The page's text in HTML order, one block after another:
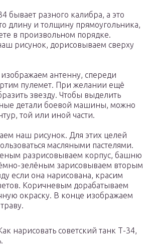
бывает разного калибра, а это
длину и толщину прямоугольника,
в произвольном порядке.
рисунок, дорисовываем сверху
антенну, спереди
пулемет. При желании ещё
звезду. Чтобы выделить
детали боевой машины, можно
той или иной части.
наш рисунок. Для этих целей
масляными пастелями.
разрисовываем корпус, башню
зелёным зарисовываем вторым
если она нарисована, красим
Коричневым дорабатываем
окраску. В конце изображаем
нарисовать советский танк Т-34,